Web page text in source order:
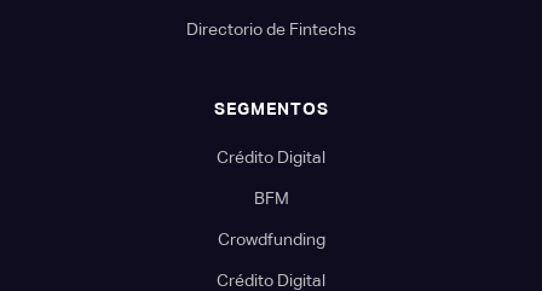
Directorio de Fintechs
SEGMENTOS
Crédito Digital
BFM
Crowdfunding
Crédito Digital